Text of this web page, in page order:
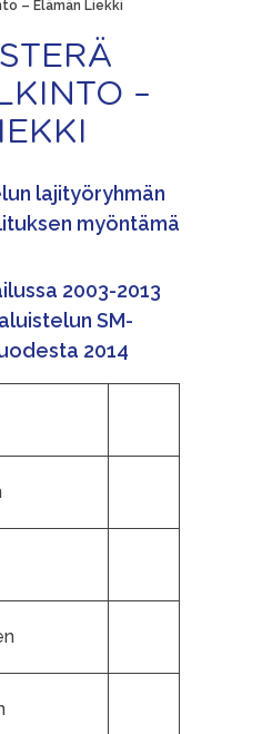
– Elämän Liekki
–
lajityöryhmän
myöntämä
2003-2013
SM-
2014